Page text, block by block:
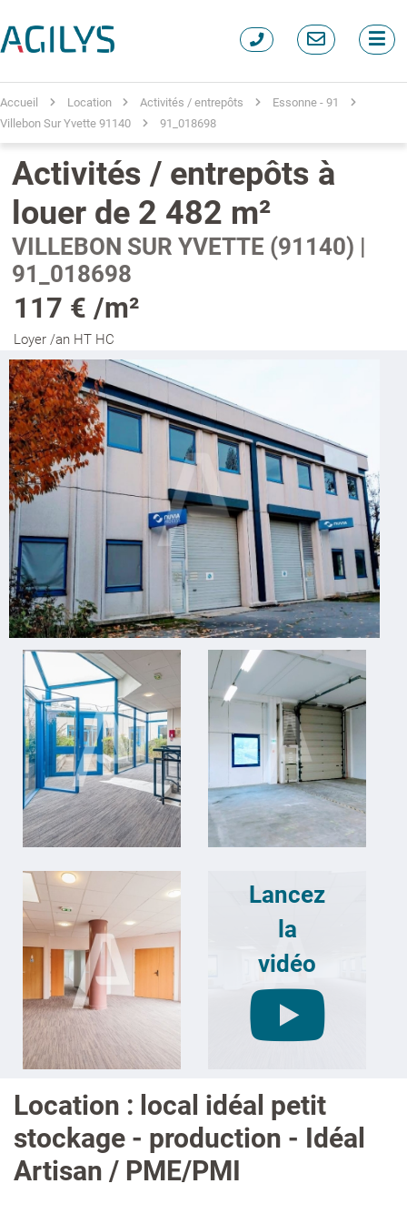
Accueil Location Activités / entrepôts
Essonne - 91
Villebon Sur Yvette 91140
91_018698
Activités / entrepôts à
louer de 2 482 m²
VILLEBON SUR YVETTE (91140) |
91_018698
117 € /m²
Loyer /an HT HC
Lancez
la
vidéo
Location : local idéal petit
stockage - production - Idéal
Artisan / PME/PMI